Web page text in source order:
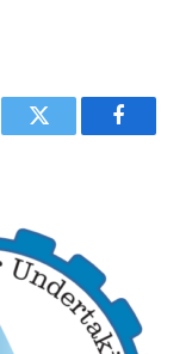
فيسبوك تويتر